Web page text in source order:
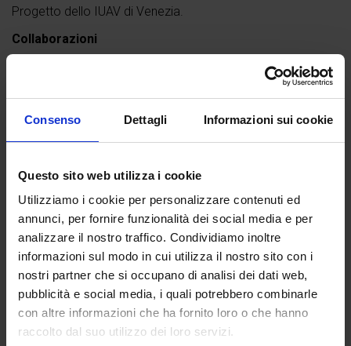
Consenso Dettagli Informazioni sui cookie
Questo sito web utilizza i cookie
Utilizziamo i cookie per personalizzare contenuti ed
annunci, per fornire funzionalità dei social media e per
analizzare il nostro traffico. Condividiamo inoltre
informazioni sul modo in cui utilizza il nostro sito con i
nostri partner che si occupano di analisi dei dati web,
pubblicità e social media, i quali potrebbero combinarle
con altre informazioni che ha fornito loro o che hanno
raccolto dal suo utilizzo dei loro servizi.
Progetto dello IUAV di Venezia.
Collaborazioni
È membro del direttivo del Centro Italiano per gli Studi
Storico-Geografici (Università Roma Tre) dove coordina
della Agei (Associazione dei Geografi Italiani), della Società
Geografica Italiana (Roma), della Società di Studi
Patria per le Venezie e fa parte del comitato scientifico
della Fondazione Mazzotti di Treviso.
Pubblicazioni
È autore di numerosissimi articoli su riviste specializzate e
monografie che vertono principalmente sul tema della
cartografia storica. Per Chartesia ha scritto la “Premessa”
al volume miscellaneo Treviso sotterranea. Dal Medioevo ai
giorni nostri, storia e misteri della città nascosta